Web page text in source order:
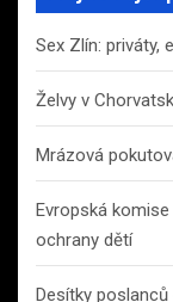
Sex Zlín: priváty,
Želvy v
Mrázová
Evropská
ochrany dětí
Desítky